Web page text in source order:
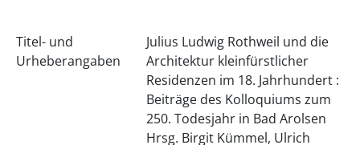
Titel- und
Urheberangaben
Julius Ludwig Rothweil und die
Architektur kleinfürstlicher
Residenzen im 18. Jahrhundert :
Beiträge des Kolloquiums zum
250. Todesjahr in Bad Arolsen
Hrsg. Birgit Kümmel, Ulrich